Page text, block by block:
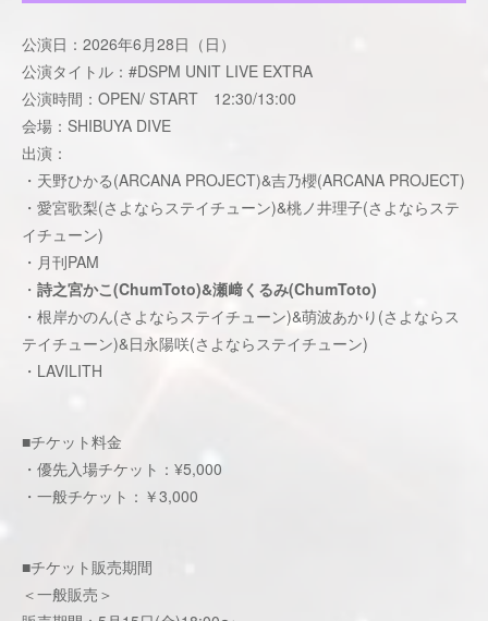
公演日：2026年6月28日（日）
公演タイトル：#DSPM UNIT LIVE EXTRA
公演時間：OPEN/ START 12:30/13:00
会場：SHIBUYA DIVE
出演：
・天野ひかる(ARCANA PROJECT)&吉乃櫻(ARCANA PROJECT)
・愛宮歌梨(さよならステイチューン)&桃ノ井理子(さよならステ
イチューン)
・月刊PAM
・ 詩之宮かこ(ChumToto)&瀬﨑くるみ(ChumToto)
・根岸かのん(さよならステイチューン)&萌波あかり(さよならス
テイチューン)&日永陽咲(さよならステイチューン)
・LAVILITH
■チケット料金
・優先入場チケット：¥5,000
・一般チケット：￥3,000
■チケット販売期間
＜一般販売＞